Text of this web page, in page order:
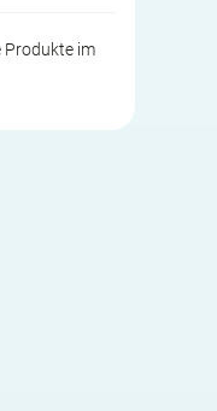
Produkte im